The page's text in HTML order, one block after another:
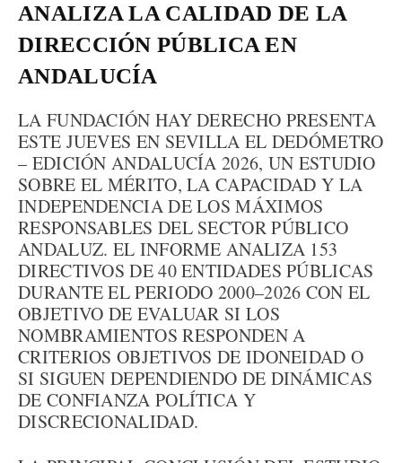
ANALIZA LA CALIDAD DE LA
DIRECCIÓN PÚBLICA EN
ANDALUCÍA
LA FUNDACIÓN HAY DERECHO PRESENTA
ESTE JUEVES EN SEVILLA EL DEDÓMETRO
– EDICIÓN ANDALUCÍA 2026, UN ESTUDIO
SOBRE EL MÉRITO, LA CAPACIDAD Y LA
INDEPENDENCIA DE LOS MÁXIMOS
RESPONSABLES DEL SECTOR PÚBLICO
ANDALUZ. EL INFORME ANALIZA 153
DIRECTIVOS DE 40 ENTIDADES PÚBLICAS
DURANTE EL PERIODO 2000–2026 CON EL
OBJETIVO DE EVALUAR SI LOS
NOMBRAMIENTOS RESPONDEN A
CRITERIOS OBJETIVOS DE IDONEIDAD O
SI SIGUEN DEPENDIENDO DE DINÁMICAS
DE CONFIANZA POLÍTICA Y
DISCRECIONALIDAD.